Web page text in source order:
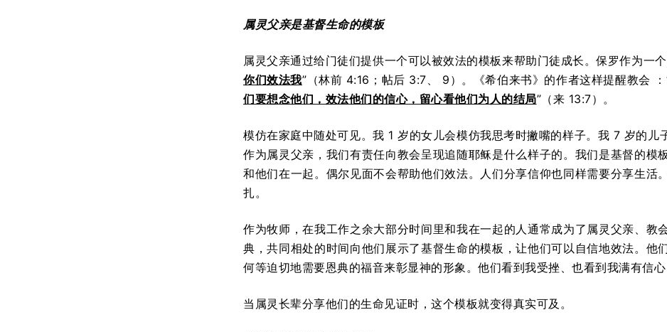
属灵父亲是基督生命的模板
属灵父亲通过给门徒们提供一个可以被效法的模板来帮助门徒成长。保罗作为一
你们效法我”（林前 4:16；帖后 3:7、 9）。《希伯来书》的作者这样提醒教会 ：
们要想念他们，效法他们的信心，留心看他们为人的结局”（来 13:7）。
模仿在家庭中随处可见。我 1 岁的女儿会模仿我思考时撇嘴的样子。我 7 岁的儿
作为属灵父亲，我们有责任向教会呈现追随耶稣是什么样子的。我们是基督的模
和他们在一起。偶尔见面不会帮助他们效法。人们分享信仰也同样需要分享生活
扎。
作为牧师，在我工作之余大部分时间里和我在一起的人通常成为了属灵父亲、教
典，共同相处的时间向他们展示了基督生命的模板，让他们可以自信地效法。他
何等迫切地需要恩典的福音来彰显神的形象。他们看到我受挫、也看到我满有信心
当属灵长辈分享他们的生命见证时，这个模板就变得真实可及。